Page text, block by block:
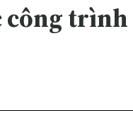
công